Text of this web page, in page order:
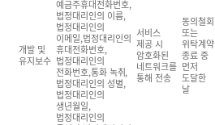
개발 및
유지보수
예금주휴대전화번호,
법정대리인의 이름,
법정대리인의
이메일,법정대리인의
휴대전화번호,
법정대리인의
전화번호,통화 녹취,
법정대리인의 성별,
법정대리인의
생년월일,
법정대리인의
서비스
제공 시
암호화된
네트워크를
통해 전송
동의철회
또는
위탁계약
종료 중
먼저
도달한
날